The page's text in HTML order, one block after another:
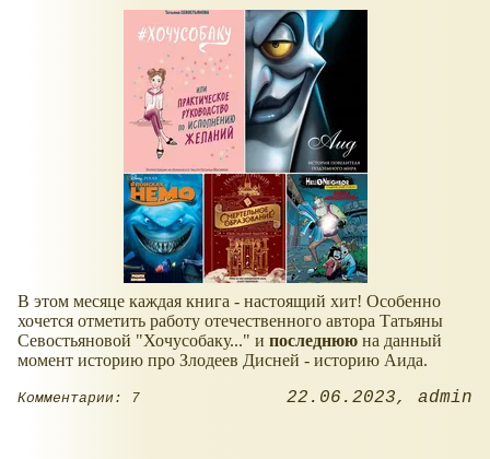
В этом месяце каждая книга - настоящий хит! Особенно
хочется отметить работу отечественного автора Татьяны
Севостьяновой "Хочусобаку..." и последнюю на данный
момент историю про Злодеев Дисней - историю Аида.
Комментарии: 7 22.06.2023 admin